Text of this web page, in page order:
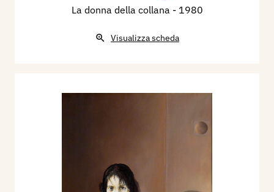
La donna della collana - 1980
Visualizza scheda